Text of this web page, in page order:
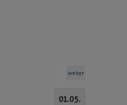
weiter
01.05.